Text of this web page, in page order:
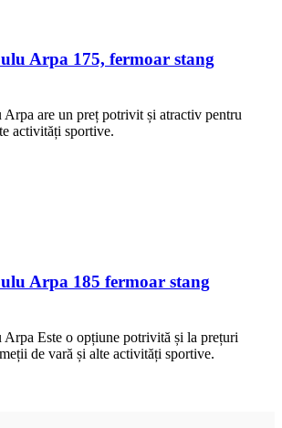
Arpa 175, fermoar stang
are un preț potrivit și atractiv pentru
activități sportive.
Arpa 185 fermoar stang
Este o opțiune potrivită și la prețuri
de vară și alte activități sportive.